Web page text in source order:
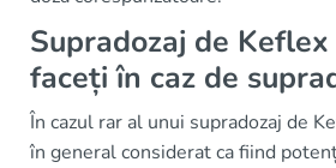
Supradozaj de Keflex
faceți în caz de
În cazul rar al unui supradozaj de
în general considerat ca fiind